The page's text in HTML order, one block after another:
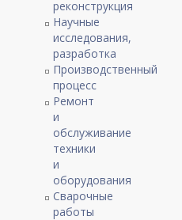
реконструкция
Научные
исследования,
разработка
Производственный
процесс
Ремонт
и
обслуживание
техники
и
оборудования
Сварочные
работы